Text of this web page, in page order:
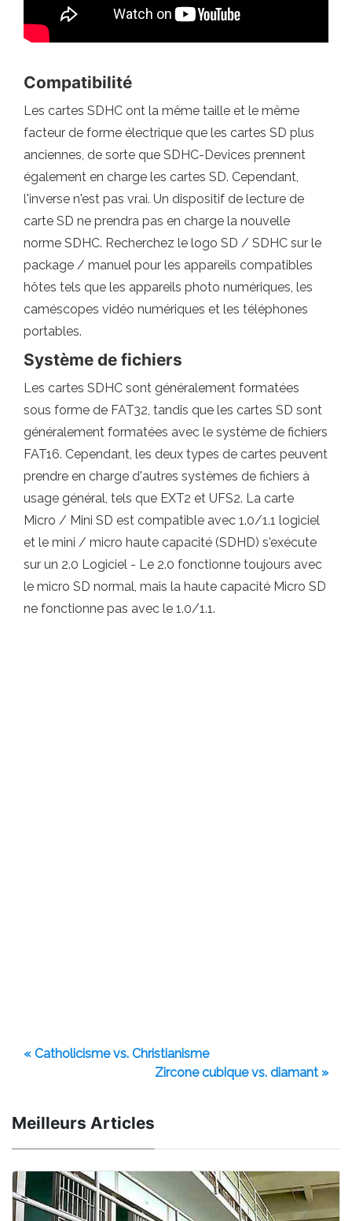
Compatibilité
Les cartes SDHC ont la même taille et le même
facteur de forme électrique que les cartes SD plus
anciennes, de sorte que SDHC-Devices prennent
également en charge les cartes SD. Cependant,
l'inverse n'est pas vrai. Un dispositif de lecture de
carte SD ne prendra pas en charge la nouvelle
norme SDHC. Recherchez le logo SD / SDHC sur le
package / manuel pour les appareils compatibles
hôtes tels que les appareils photo numériques, les
caméscopes vidéo numériques et les téléphones
portables.
Système de fichiers
Les cartes SDHC sont généralement formatées
sous forme de FAT32, tandis que les cartes SD sont
généralement formatées avec le système de fichiers
FAT16. Cependant, les deux types de cartes peuvent
prendre en charge d'autres systèmes de fichiers à
usage général, tels que EXT2 et UFS2. La carte
Micro / Mini SD est compatible avec 1.0/1.1 logiciel
et le mini / micro haute capacité (SDHD) s'exécute
sur un 2.0 Logiciel - Le 2.0 fonctionne toujours avec
le micro SD normal, mais la haute capacité Micro SD
ne fonctionne pas avec le 1.0/1.1.
« Catholicisme vs. Christianisme
Zircone cubique vs. diamant »
Meilleurs Articles